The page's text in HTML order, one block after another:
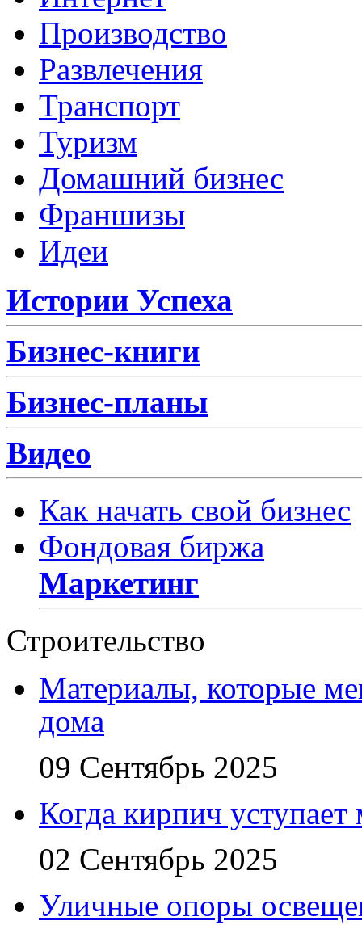
Производство
Развлечения
Транспорт
Туризм
Домашний бизнес
Франшизы
Идеи
Истории Успеха
Бизнес-книги
Бизнес-планы
Видео
Как начать свой бизнес
Фондовая биржа
Маркетинг
Строительство
Материалы, которые
дома
09 Сентябрь 2025
Когда кирпич
02 Сентябрь 2025
Уличные опоры